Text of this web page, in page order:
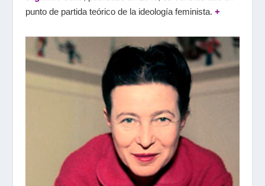
punto de partida teórico de la ideología feminista. +